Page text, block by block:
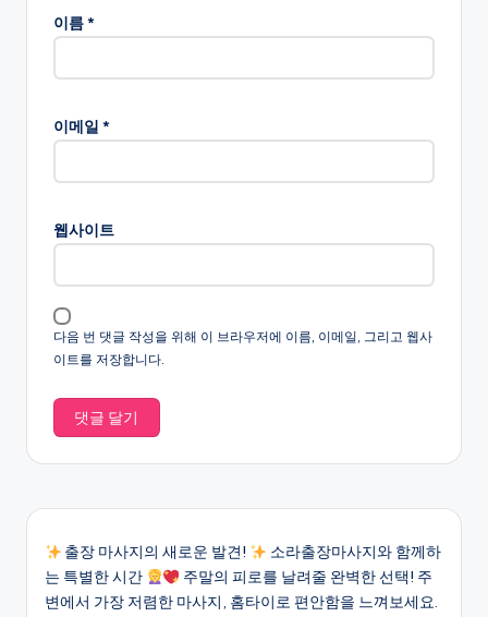
이름*
이메일 *
웹사이트
다음 번 댓글 작성을 위해 이 브라우저에 이름, 이메일, 그리고 웹사
이트를 저장합니다.
출장 마사지의 새로운 발견!
소라출장마사지와 함께하
는 특별한 시간
주말의 피로를 날려줄 완벽한 선택! 주
변에서 가장 저렴한 마사지, 홈타이로 편안함을 느껴보세요.